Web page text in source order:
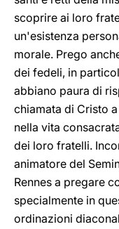
scoprire ai loro
un'esistenza
morale. Prego
dei fedeli, in
abbiano paura di
chiamata di Cristo
nella vita
dei loro fratelli.
animatore del
Rennes a pregare
specialmente in
ordinazioni